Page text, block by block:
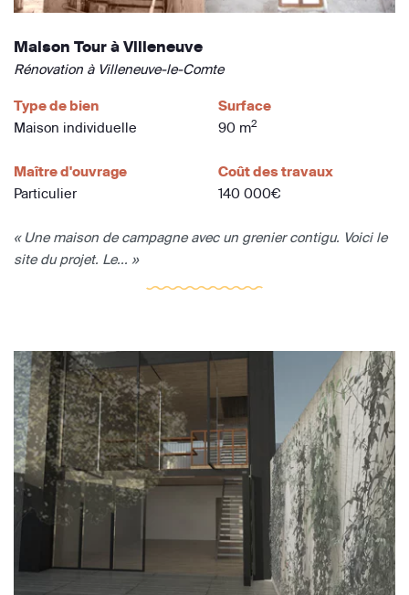
Maison Tour à Villeneuve
Rénovation à Villeneuve-le-Comte
Type de bien
Maison individuelle
Surface
90 m2
Maître d'ouvrage
Particulier
Coût des travaux
140 000€
« Une maison de campagne avec un grenier contigu. Voici le
site du projet. Le... »